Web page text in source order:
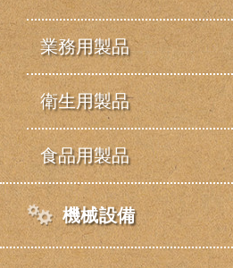
業務用製品
衛生用製品
食品用製品
機械設備